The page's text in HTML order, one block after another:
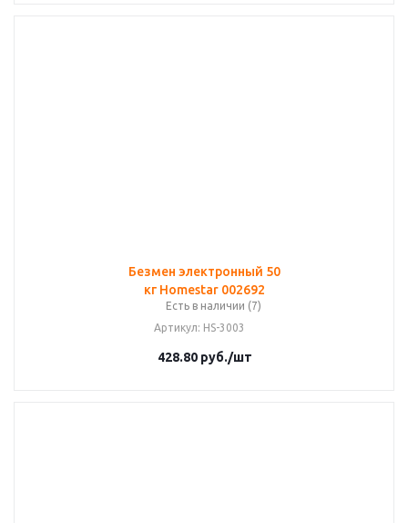
Безмен электронный 50
кг Homestar 002692
Есть в наличии (7)
Артикул: HS-3003
428.80руб./шт